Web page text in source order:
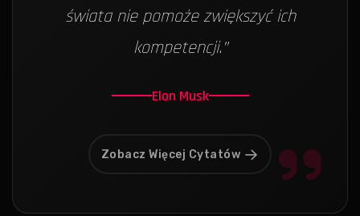
świata nie pomoże zwiększyć ich
kompetencji.”
Elon Musk
Zobacz Więcej Cytatów